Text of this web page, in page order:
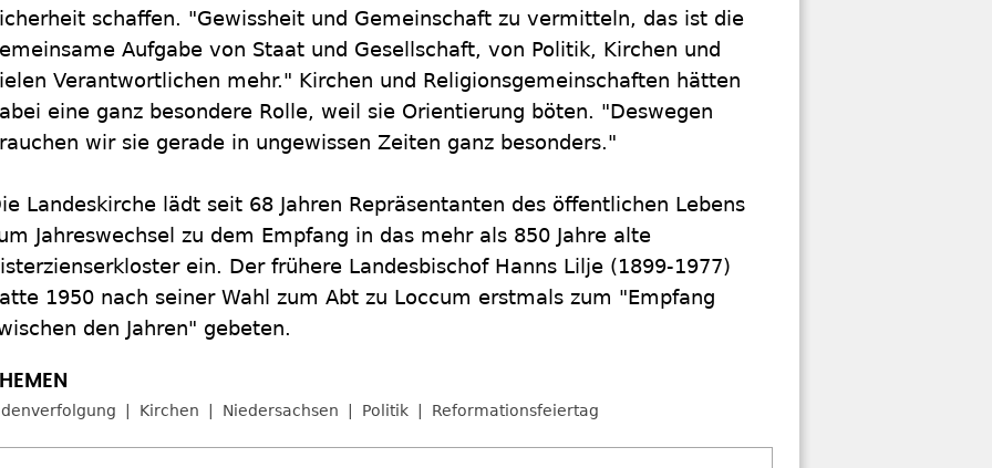
schaffen. "Gewissheit und Gemeinschaft zu vermitteln, das ist die
Aufgabe von Staat und Gesellschaft, von Politik, Kirchen und
Verantwortlichen mehr." Kirchen und Religionsgemeinschaften hätten
eine ganz besondere Rolle, weil sie Orientierung böten. "Deswegen
wir sie gerade in ungewissen Zeiten ganz besonders."
Landeskirche lädt seit 68 Jahren Repräsentanten des öffentlichen Lebens
Jahreswechsel zu dem Empfang in das mehr als 850 Jahre alte
ein. Der frühere Landesbischof Hanns Lilje (1899-1977)
1950 nach seiner Wahl zum Abt zu Loccum erstmals zum "Empfang
den Jahren" gebeten.
Kirchen Niedersachsen Politik Reformationsfeiertag